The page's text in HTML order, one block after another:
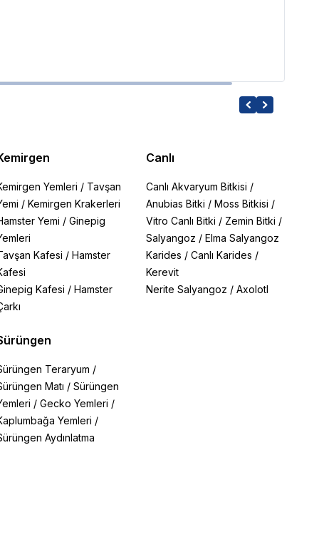
Yemleri / Tavşan
/ Kemirgen Krakerleri
Yemi / Ginepig
Kafesi / Hamster
Kafesi / Hamster
Teraryum /
Matı / Sürüngen
/ Gecko Yemleri /
Yemleri /
Aydınlatma
Canlı
Canlı Akvaryum Bitkisi /
Anubias Bitki /Moss Bitkisi /
Vitro Canlı Bitki / Zemin Bitki /
Salyangoz /Elma Salyangoz
Karides /Canlı Karides /
Kerevit
Nerite Salyangoz /Axolotl